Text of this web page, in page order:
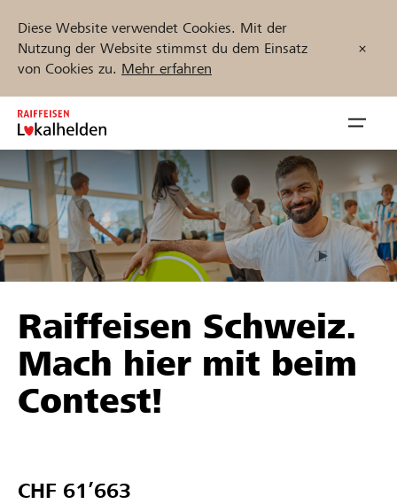
Diese Website verwendet Cookies. Mit der
Nutzung der Website stimmst du dem Einsatz
von Cookies zu. Mehr erfahren
Zum
Inhalt
springen
öffnen
Unterstützen
Hilfe & Support
Projekte und Organisationen finden
Jetzt starten
Raiffeisen Schweiz.
Mach hier mit beim
Contest!
CHF 61’663